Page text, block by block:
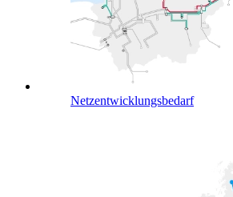
Netzentwicklungsbedarf